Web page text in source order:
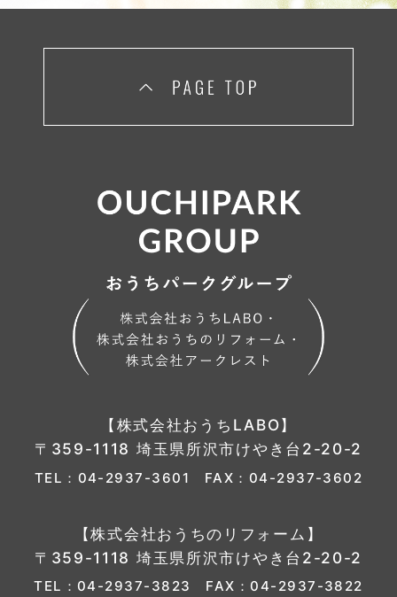
【株式会社おうちLABO】
〒359-1118 埼玉県所沢市けやき台2-20-2
TEL： 04-2937-3601 FAX：04-2937-3602
【株式会社おうちのリフォーム】
〒359-1118 埼玉県所沢市けやき台2-20-2
TEL： 04-2937-3823 FAX：04-2937-3822